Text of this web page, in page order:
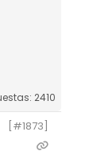
2410
[#1873]